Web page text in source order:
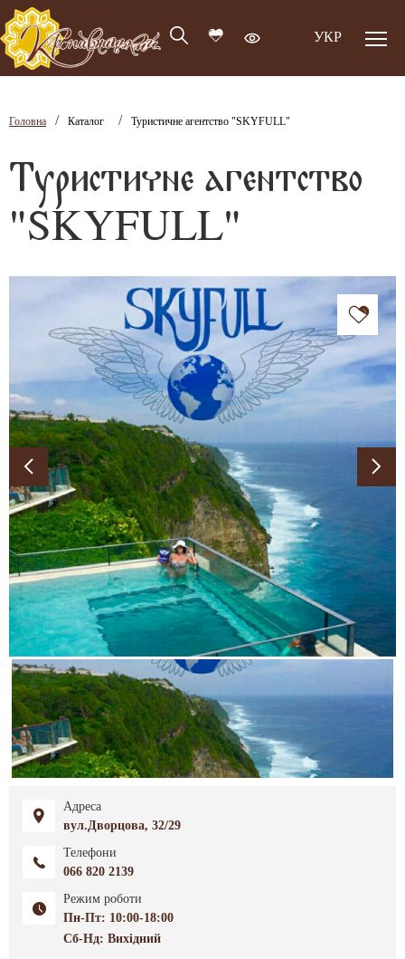
УКР
Головна / Каталог / Туристичне агентство "SKYFULL"
Туристичне агентство
"SKYFULL"
Адреса
вул.Дворцова, 32/29
Телефони
066 820 2139
Режим роботи
Пн-Пт: 10:00-18:00
Сб-Нд: Вихідний